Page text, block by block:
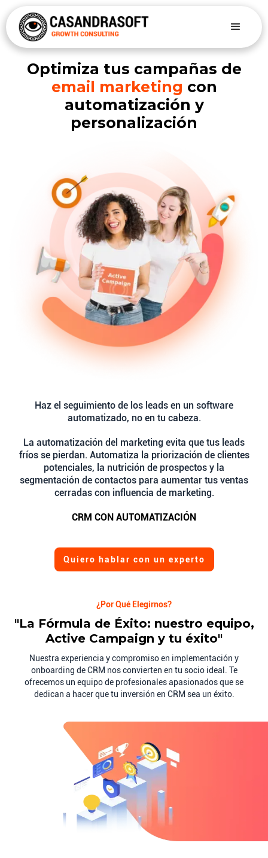
Optimiza tus campañas de
email marketing con
automatización y
personalización
Haz el seguimiento de los leads en un software
automatizado, no en tu cabeza.
La automatización del marketing evita que tus leads
fríos se pierdan. Automatiza la priorización de clientes
potenciales, la nutrición de prospectos y la
segmentación de contactos para aumentar tus ventas
cerradas con influencia de marketing.
CRM CON AUTOMATIZACIÓN
Quiero hablar con un experto
¿Por Qué Elegirnos?
"La Fórmula de Éxito: nuestro equipo,
Active Campaign y tu éxito"
Nuestra experiencia y compromiso en implementación y
onboarding de CRM nos convierten en tu socio ideal. Te
ofrecemos un equipo de profesionales apasionados que se
dedican a hacer que tu inversión en CRM sea un éxito.